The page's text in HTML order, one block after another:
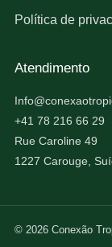
Política de
Atendimento
+41 78 216 66 29
Rue Caroline 49
1227 Carouge,
© 2026 Conexão